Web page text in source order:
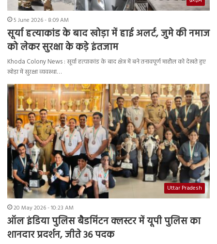
5 June 2026 - 8:09 AM
सूर्या हत्याकांड के बाद खोड़ा में हाई अलर्ट, जुमे की नमाज
को लेकर सुरक्षा के कड़े इंतजाम
Khoda Colony News : सूर्या हत्याकांड के बाद क्षेत्र में बने तनावपूर्ण माहौल को देखते हुए
खोड़ा में सुरक्षा व्यवस्था…
Uttar Pradesh
20 May 2026 - 10:23 AM
ऑल इंडिया पुलिस बैडमिंटन क्लस्टर में यूपी पुलिस का
शानदार प्रदर्शन, जीते 36 पदक